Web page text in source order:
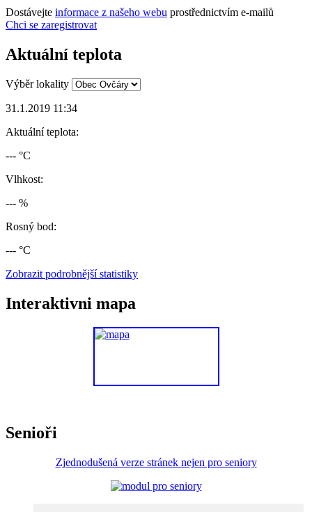
Dostávejte informace z našeho webu prostřednictvím e-mailů
Chci se zaregistrovat
Aktuální teplota
Výběr lokality
31.1.2019 11:34
Aktuální teplota:
--- °C
Vlhkost:
--- %
Rosný bod:
--- °C
Zobrazit podrobnější statistiky
Interaktivni mapa
Senioři
Zjednodušená verze stránek nejen pro seniory